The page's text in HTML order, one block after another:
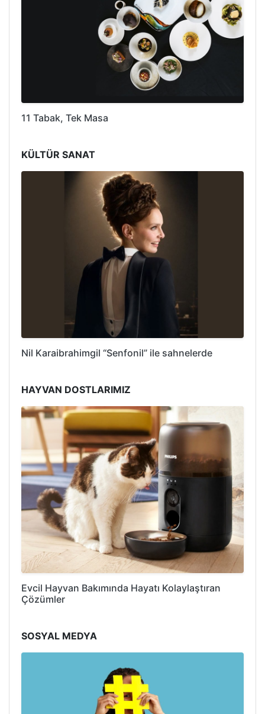
11 Tabak, Tek Masa
KÜLTÜR SANAT
Nil Karaibrahimgil “Senfonil” ile sahnelerde
HAYVAN DOSTLARIMIZ
Evcil Hayvan Bakımında Hayatı Kolaylaştıran
Çözümler
SOSYAL MEDYA